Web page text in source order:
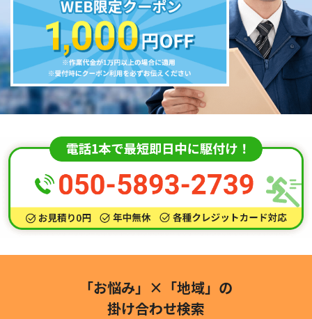
「お悩み」×「地域」の
掛け合わせ検索